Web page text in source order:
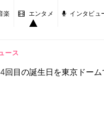
楽 エンタメ インタビュ
ース
回目の誕生日を東京ドーム